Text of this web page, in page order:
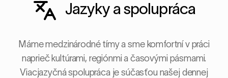
Jazyky a spolupráca
Máme medzinárodné tímy a sme komfortní v práci
naprieč kultúrami, regiónmi a časovými pásmami.
Viacjazyčná spolupráca je súčasťou našej dennej